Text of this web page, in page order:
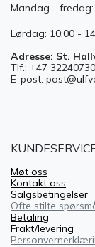
Mandag - fredag:
Lørdag: 10:00 -
Adresse: St.
Tlf.: +47 32240730
E-post:
Møt oss
Kontakt oss
Salgsbetingelser
Ofte stilte
Betaling
Frakt/levering